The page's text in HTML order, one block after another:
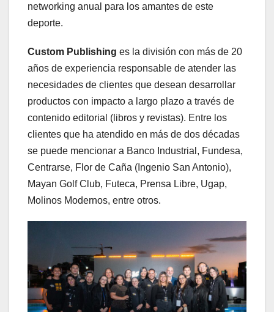
networking anual para los amantes de este
deporte.
Custom Publishing es la división con más de 20
años de experiencia responsable de atender las
necesidades de clientes que desean desarrollar
productos con impacto a largo plazo a través de
contenido editorial (libros y revistas). Entre los
clientes que ha atendido en más de dos décadas
se puede mencionar a Banco Industrial, Fundesa,
Centrarse, Flor de Caña (Ingenio San Antonio),
Mayan Golf Club, Futeca, Prensa Libre, Ugap,
Molinos Modernos, entre otros.